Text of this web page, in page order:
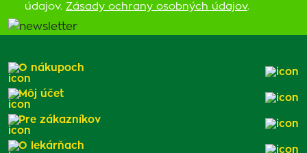
údajov. Zásady ochrany osobných údajov.
O nákupoch
Môj účet
Pre zákazníkov
O lekárňach